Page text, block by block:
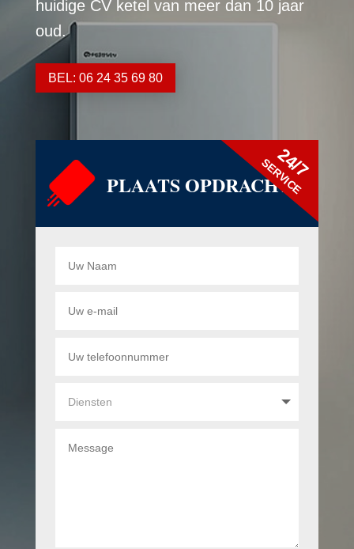
huidige CV ketel van meer dan 10 jaar
oud.
BEL: 06 24 35 69 80
PLAATS OPDRACHT
24/7
SERVICE